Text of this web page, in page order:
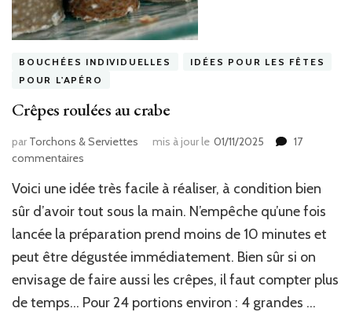
BOUCHÉES INDIVIDUELLES
IDÉES POUR LES FÊTES
POUR L'APÉRO
Crêpes roulées au crabe
par Torchons & Serviettes mis à jour le 01/11/2025
17
commentaires
roulées
au
Voici une idée très facile à réaliser, à condition bien
sûr d’avoir tout sous la main. N’empêche qu’une fois
lancée la préparation prend moins de 10 minutes et
peut être dégustée immédiatement. Bien sûr si on
envisage de faire aussi les crêpes, il faut compter plus
de temps… Pour 24 portions environ : 4 grandes …